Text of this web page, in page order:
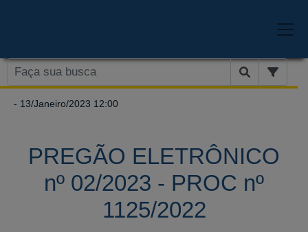
- 13/Janeiro/2023 12:00
PREGÃO ELETRÔNICO
nº 02/2023 - PROC nº
1125/2022